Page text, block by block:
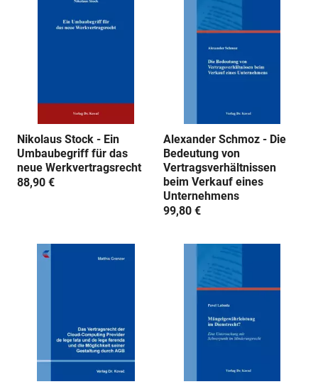
Nikolaus Stock - Ein
Umbaubegriff für das
neue Werkvertragsrecht
88,90 €
Alexander Schmoz - Die
Bedeutung von
Vertragsverhältnissen
beim Verkauf eines
Unternehmens
99,80 €